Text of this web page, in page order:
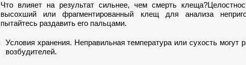
Что влияет на результат сильнее, чем смерть
высохший или фрагментированный клещ для анализа
пытайтесь раздавить его пальцами.
Условия хранения. Неправильная температура или сухость
возбудителей.